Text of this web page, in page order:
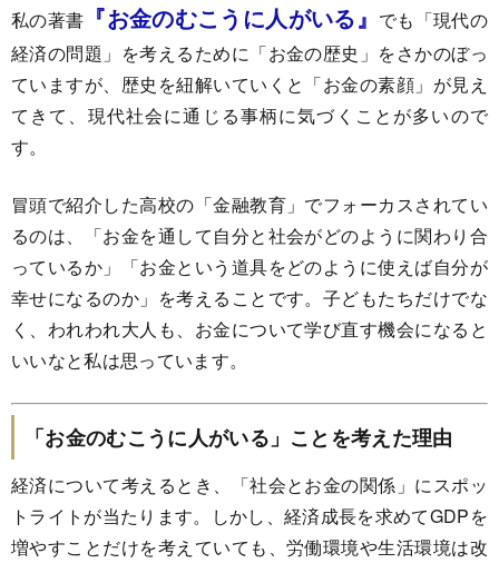
私の著書 『お金のむこうに人がいる』 でも「現代の
経済の問題」を考えるために「お金の歴史」をさかのぼっ
ていますが、歴史を紐解いていくと「お金の素顔」が見え
てきて、現代社会に通じる事柄に気づくことが多いので
す。
冒頭で紹介した高校の「金融教育」でフォーカスされてい
るのは、「お金を通して自分と社会がどのように関わり合
っているか」「お金という道具をどのように使えば自分が
幸せになるのか」を考えることです。子どもたちだけでな
く、われわれ大人も、お金について学び直す機会になると
いいなと私は思っています。
「お金のむこうに人がいる」ことを考えた理由
経済について考えるとき、「社会とお金の関係」にスポッ
トライトが当たります。しかし、経済成長を求めてGDPを
増やすことだけを考えていても、労働環境や生活環境は改